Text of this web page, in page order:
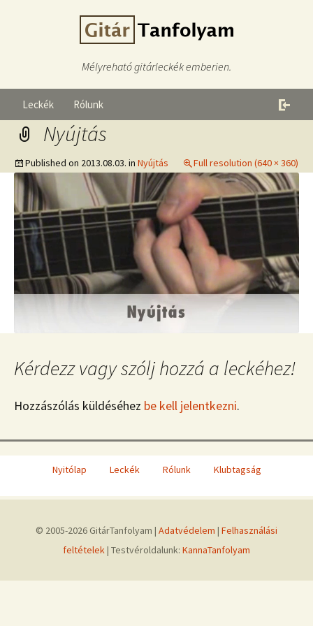
Mélyreható gitárleckék emberien.
Leckék Rólunk
Nyújtás
Published on 2013.08.03. in Nyújtás Full resolution (640 × 360)
Kérdezz vagy szólj hozzá a leckéhez!
Hozzászólás küldéséhez be kell jelentkezni.
Nyitólap Leckék Rólunk Klubtagság
© 2005-2026 GitárTanfolyam | Adatvédelem | Felhasználási
feltételek | Testvéroldalunk: KannaTanfolyam